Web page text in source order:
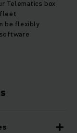
Telematics box
be flexibly